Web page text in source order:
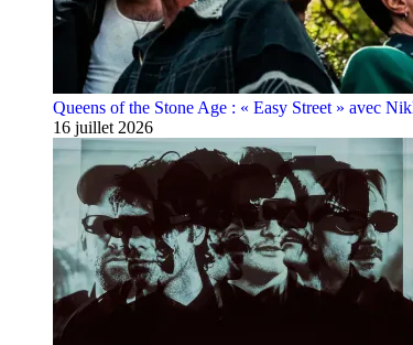
Queens of the Stone Age : « Easy Street » avec
16 juillet 2026